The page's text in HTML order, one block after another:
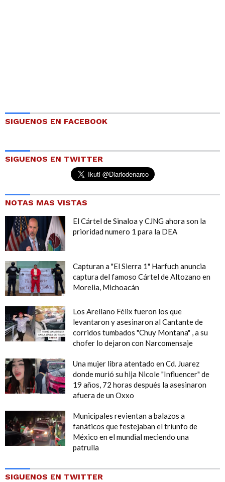
SIGUENOS EN FACEBOOK
SIGUENOS EN TWITTER
NOTAS MAS VISTAS
El Cártel de Sinaloa y CJNG ahora son la
prioridad numero 1 para la DEA
Capturan a "El Sierra 1" Harfuch anuncia
captura del famoso Cártel de Altozano en
Morelia, Michoacán
Los Arellano Félix fueron los que
levantaron y asesinaron al Cantante de
corridos tumbados "Chuy Montana" , a su
chofer lo dejaron con Narcomensaje
Una mujer libra atentado en Cd. Juarez
donde murió su hija Nicole "Influencer" de
19 años, 72 horas después la asesinaron
afuera de un Oxxo
Municipales revientan a balazos a
fanáticos que festejaban el triunfo de
México en el mundial meciendo una
patrulla
SIGUENOS EN TWITTER